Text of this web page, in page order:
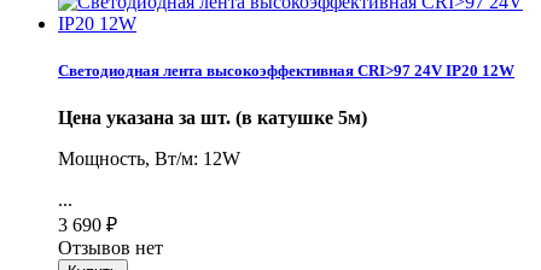
Светодиодная лента высокоэффективная CRI>97 24V IP20 12W
Цена указана за шт. (в катушке 5м)
Мощность, Вт/м: 12W
...
3 690 ₽
Отзывов нет